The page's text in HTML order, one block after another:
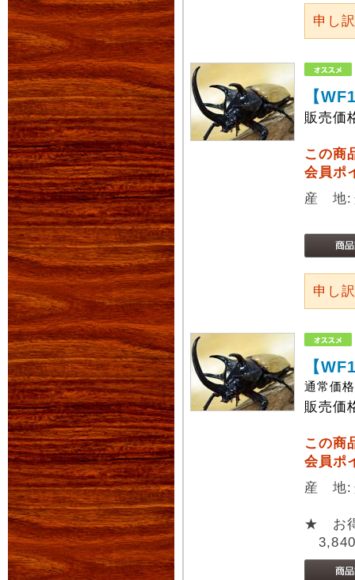
申し
【
販売価
この商
会員ポ
産 地:
申し
【
通常価
販売価
この商
会員ポ
産 地:
★ お